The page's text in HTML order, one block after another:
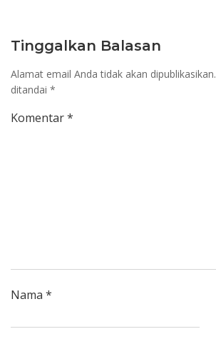
Tinggalkan Balasan
Alamat email Anda tidak akan dipublikasikan.
ditandai *
Komentar*
Nama *